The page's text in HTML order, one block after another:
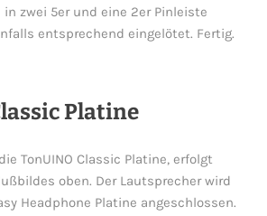
zwei 5er und eine 2er Pinleiste
entsprechend eingelötet. Fertig.
Platine
TonUINO Classic Platine, erfolgt
oben. Der Lautsprecher wird
Headphone Platine angeschlossen.